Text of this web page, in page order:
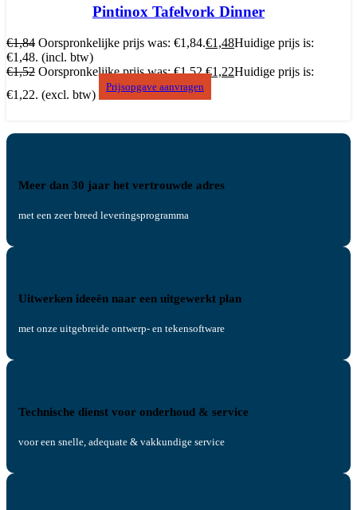
Pintinox Tafelvork Dinner
€1,84 Oorspronkelijke prijs was: €1,84.€1,48Huidige prijs is:
€1,48. (incl. btw)
€1,52 Oorspronkelijke prijs was: €1,52.€1,22Huidige prijs is:
€1,22. (excl. btw)
Prijsopgave aanvragen
Meer dan 30 jaar het vertrouwde adres
met een zeer breed leveringsprogramma
Uitwerken ideeën naar een uitgewerkt plan
met onze uitgebreide ontwerp- en tekensoftware
Technische dienst voor onderhoud & service
voor een snelle, adequate & vakkundige service